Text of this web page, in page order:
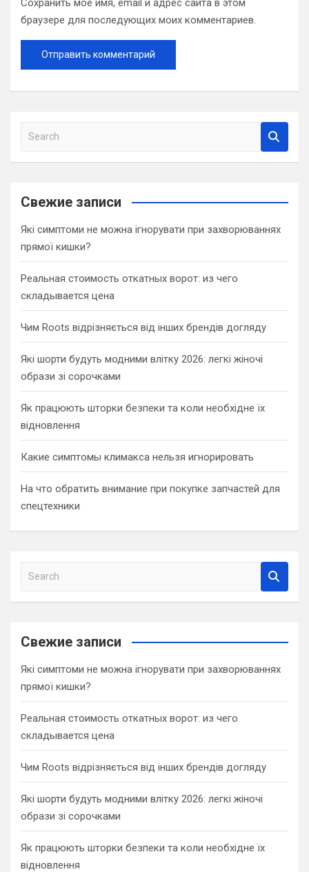
браузере для последующих моих комментариев.
a
c
Свежие записи
Які симптоми не можна ігнорувати при захворюваннях
прямої кишки?
Реальная стоимость откатных ворот: из чего
складывается цена
Чим Roots відрізняється від інших брендів догляду
Які шорти будуть модними влітку 2026: легкі жіночі
образи зі сорочками
Як працюють шторки безпеки та коли необхідне їх
відновлення
Какие симптомы климакса нельзя игнорировать
На что обратить внимание при покупке запчастей для
спецтехники
a
c
Свежие записи
Які симптоми не можна ігнорувати при захворюваннях
прямої кишки?
Реальная стоимость откатных ворот: из чего
складывается цена
Чим Roots відрізняється від інших брендів догляду
Які шорти будуть модними влітку 2026: легкі жіночі
образи зі сорочками
Як працюють шторки безпеки та коли необхідне їх
відновлення